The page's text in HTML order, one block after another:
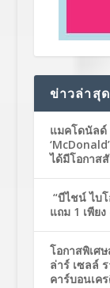
ข่าวล่าสุด
แมคโดนัลด์
ได้มีโอกาส
“บีไชน์ ไบ
แถม 1 เพีย
โอกาสพิเศ
ล่าร์ เซลล์
คาร์บอนเค